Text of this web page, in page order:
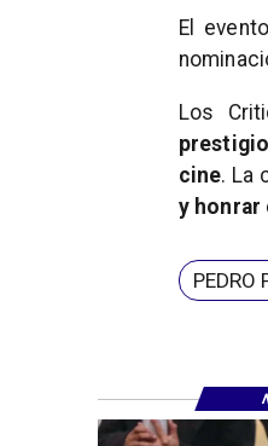
El
Los
cine. La
y honrar
PEDRO